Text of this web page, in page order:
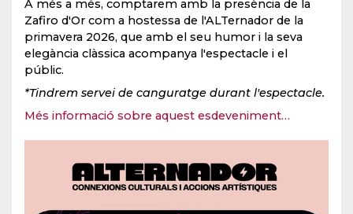
A més a més, comptarem amb la presència de la
Zafiro d'Or com a hostessa de l'ALTernador de la
primavera 2026, que amb el seu humor i la seva
elegància clàssica acompanya l'espectacle i el
públic.
*Tindrem servei de canguratge durant l'espectacle.
Més informació sobre aquest esdeveniment…